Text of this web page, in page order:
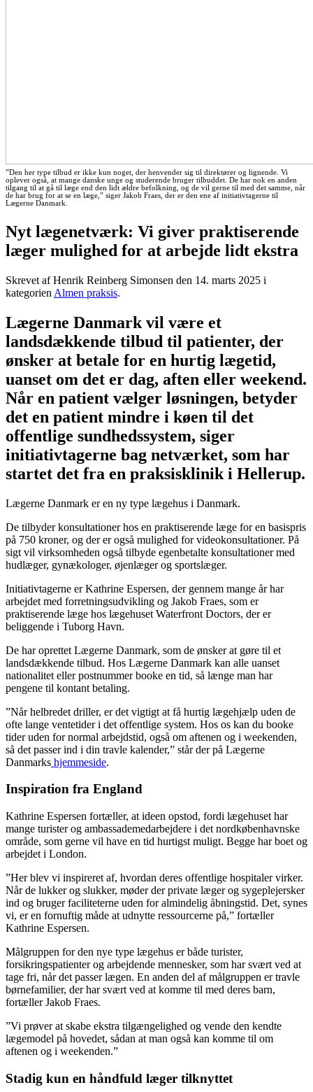
”Den her type tilbud er ikke kun noget, der henvender sig til direktører og lignende. Vi
oplever også, at mange danske unge og studerende bruger tilbuddet. De har nok en anden
tilgang til at gå til læge end den lidt ældre befolkning, og de vil gerne til med det samme, når
de har brug for at se en læge,” siger Jakob Fraes, der er den ene af initiativtagerne til
Lægerne Danmark.
Nyt lægenetværk: Vi giver praktiserende
læger mulighed for at arbejde lidt ekstra
Skrevet af Henrik Reinberg Simonsen den 14. marts 2025 i
kategorien Almen praksis.
Lægerne Danmark vil være et
landsdækkende tilbud til patienter, der
ønsker at betale for en hurtig lægetid,
uanset om det er dag, aften eller weekend.
Når en patient vælger løsningen, betyder
det en patient mindre i køen til det
offentlige sundhedssystem, siger
initiativtagerne bag netværket, som har
startet det fra en praksisklinik i Hellerup.
Lægerne Danmark er en ny type lægehus i Danmark.
De tilbyder konsultationer hos en praktiserende læge for en basispris
på 750 kroner, og der er også mulighed for videokonsultationer. På
sigt vil virksomheden også tilbyde egenbetalte konsultationer med
hudlæger, gynækologer, øjenlæger og sportslæger.
Initiativtagerne er Kathrine Espersen, der gennem mange år har
arbejdet med forretningsudvikling og Jakob Fraes, som er
praktiserende læge hos lægehuset Waterfront Doctors, der er
beliggende i Tuborg Havn.
De har oprettet Lægerne Danmark, som de ønsker at gøre til et
landsdækkende tilbud. Hos Lægerne Danmark kan alle uanset
nationalitet eller postnummer booke en tid, så længe man har
pengene til kontant betaling.
”Når helbredet driller, er det vigtigt at få hurtig lægehjælp uden de
ofte lange ventetider i det offentlige system. Hos os kan du booke
tider uden for normal arbejdstid, også om aftenen og i weekenden,
så det passer ind i din travle kalender,” står der på Lægerne
Danmarks hjemmeside.
Inspiration fra England
Kathrine Espersen fortæller, at ideen opstod, fordi lægehuset har
mange turister og ambassademedarbejdere i det nordkøbenhavnske
område, som gerne vil have en tid hurtigst muligt. Begge har boet og
arbejdet i London.
”Her blev vi inspireret af, hvordan deres offentlige hospitaler virker.
Når de lukker og slukker, møder der private læger og sygeplejersker
ind og bruger faciliteterne uden for almindelig åbningstid. Det, synes
vi, er en fornuftig måde at udnytte ressourcerne på,” fortæller
Kathrine Espersen.
Målgruppen for den nye type lægehus er både turister,
forsikringspatienter og arbejdende mennesker, som har svært ved at
tage fri, når det passer lægen. En anden del af målgruppen er travle
børnefamilier, der har svært ved at komme til med deres barn,
fortæller Jakob Fraes.
”Vi prøver at skabe ekstra tilgængelighed og vende den kendte
lægemodel på hovedet, sådan at man også kan komme til om
aftenen og i weekenden.”
Stadig kun en håndfuld læger tilknyttet